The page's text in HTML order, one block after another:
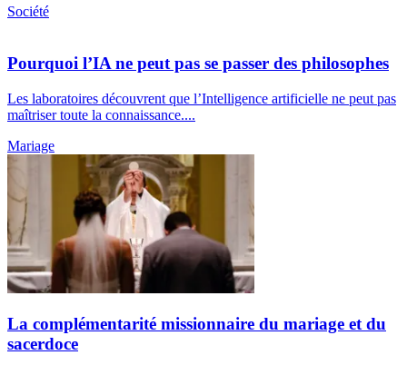
Société
Pourquoi l’IA ne peut pas se passer des philosophes
Les laboratoires découvrent que l’Intelligence artificielle ne peut pas
maîtriser toute la connaissance....
Mariage
La complémentarité missionnaire du mariage et du
sacerdoce